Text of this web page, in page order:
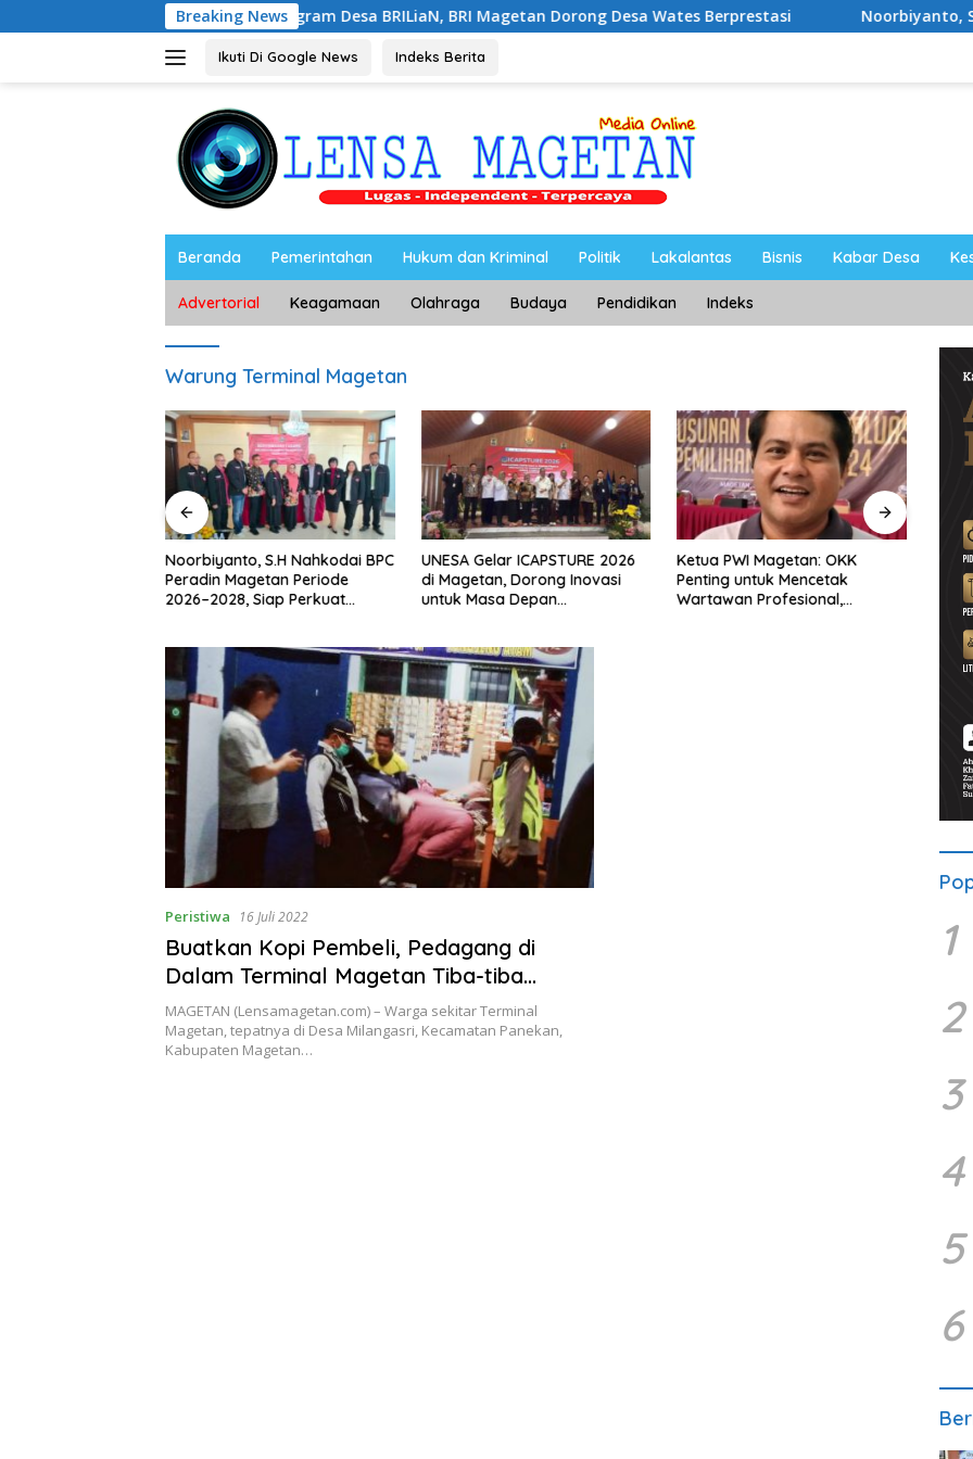
ke
Breaking News
Lewat Program Desa BRILiaN, BRI Magetan Dorong Desa Wates Berprestasi Noorbiyanto, S.H Nahkodai
Ikuti Di Google News Indeks Berita
Beranda Pemerintahan Hukum dan Kriminal Politik Lakalantas Bisnis Kabar Desa
Advertorial Keagamaan Olahraga Budaya Pendidikan Indeks
Warung Terminal Magetan
Noorbiyanto, S.H Nahkodai BPC
Peradin Magetan Periode
2026–2028, Siap Perkuat
UNESA Gelar ICAPSTURE 2026
di Magetan, Dorong Inovasi
untuk Masa Depan
Ketua PWI Magetan: OKK
Penting untuk Mencetak
Wartawan Profesional,
Peristiwa 16 Juli 2022
Buatkan Kopi Pembeli, Pedagang di
Dalam Terminal Magetan Tiba-tiba
Meninggal
MAGETAN (Lensamagetan.com) – Warga sekitar Terminal
Magetan, tepatnya di Desa Milangasri, Kecamatan Panekan,
Kabupaten Magetan…
1
2
3
4
5
6